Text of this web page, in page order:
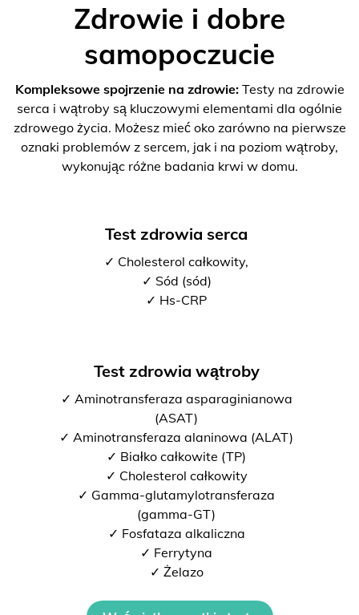
Zdrowie i dobre
samopoczucie
Kompleksowe spojrzenie na zdrowie:Testy na zdrowie
serca i wątroby są kluczowymi elementami dla ogólnie
zdrowego życia. Możesz mieć oko zarówno na pierwsze
oznaki problemów z sercem, jak i na poziom wątroby,
wykonując różne badania krwi w domu.
Test zdrowia serca
✓ Cholesterol całkowity,
✓ Sód (sód)
✓ Hs-CRP
Test zdrowia wątroby
✓ Aminotransferaza asparaginianowa
(ASAT)
✓ Aminotransferaza alaninowa (ALAT)
✓ Białko całkowite (TP)
✓ Cholesterol całkowity
✓ Gamma-glutamylotransferaza
(gamma-GT)
✓ Fosfataza alkaliczna
✓ Ferrytyna
✓ Żelazo